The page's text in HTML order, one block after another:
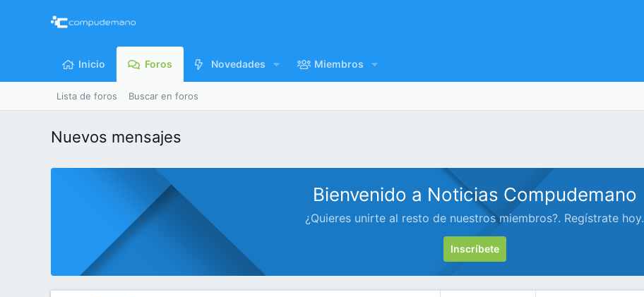
Inicio Foros Novedades Miembros
Lista de foros Buscar en foros
Nuevos mensajes
Bienvenido a Noticias Compudemano
¿Quieres unirte al resto de nuestros miembros?. Regístrate hoy.
Inscríbete